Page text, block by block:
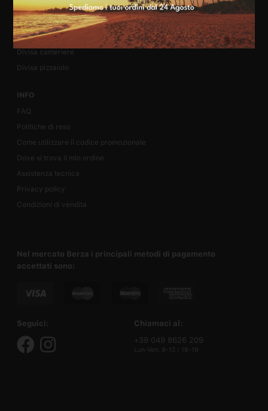
Camice farmacista
Divisa infermiere
Camice bianco
Divisa cameriere
Divisa pizzaiolo
INFO
FAQ
Politiche di reso
Come utilizzare il codice promozionale
Dove si trova il mio ordine
Assistenza tecnica
Privacy policy
Condizioni di vendita
Nel mercato Berza i principali metodi di pagamento
accettati sono:
Seguici:
Chiamaci al:
+39 049 8626 209
Lun-Ven: 9-12 / 16-19